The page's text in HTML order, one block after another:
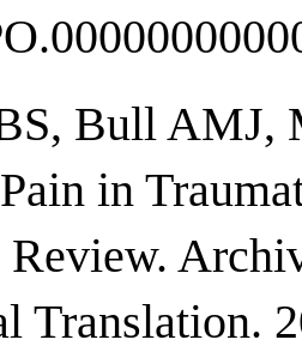
Bull AMJ,
in
Review.
Translation.